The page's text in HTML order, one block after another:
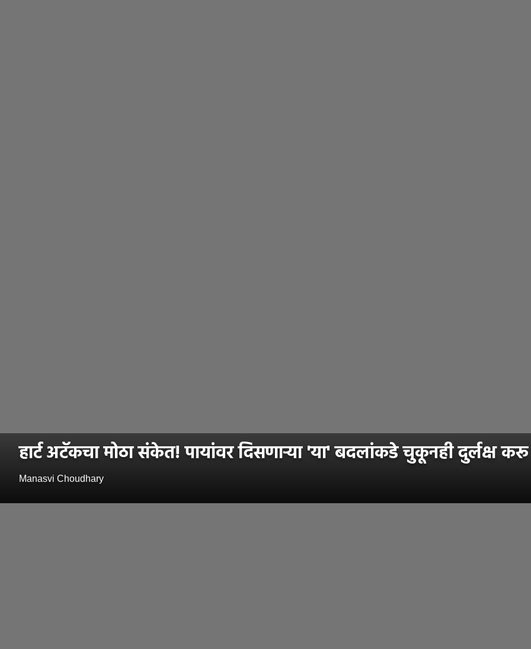
हार्ट अटॅकचा मोठा संकेत! पायांवर दिसणाऱ्या 'या' बदलांकडे चुकूनही दुर्लक्ष
Manasvi Choudhary